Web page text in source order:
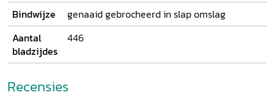
aan onderwerpen reflecteert zijn brede interesse en
uitgebreide oeuvre. De grote hoeveelheid bijdragen en de
variatie in onderwerpen zijn te beschouwen als resultaten
van zijn werkzame leven bij de RCE in dienst van de
archeologie en het landschap.
Bindwijze
genaaid gebrocheerd in slap omslag
Aantal
bladzijdes
446
Recensies